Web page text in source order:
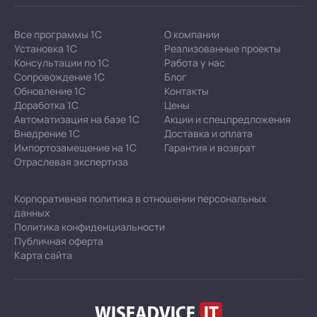
Все программы 1С
Установка 1С
Консультации по 1С
Сопровождение 1С
Обновление 1С
Доработка 1С
Автоматизация на базе 1С
Внедрение 1С
Импортозамещение на 1С
Отраслевая экспертиза
О компании
Реализованные проекты
Работа у нас
Блог
Контакты
Цены
Акции и спецпредложения
Доставка и оплата
Гарантия и возврат
Корпоративная политика в отношении персональных
данных
Политика конфиденциальности
Публичная оферта
Карта сайта